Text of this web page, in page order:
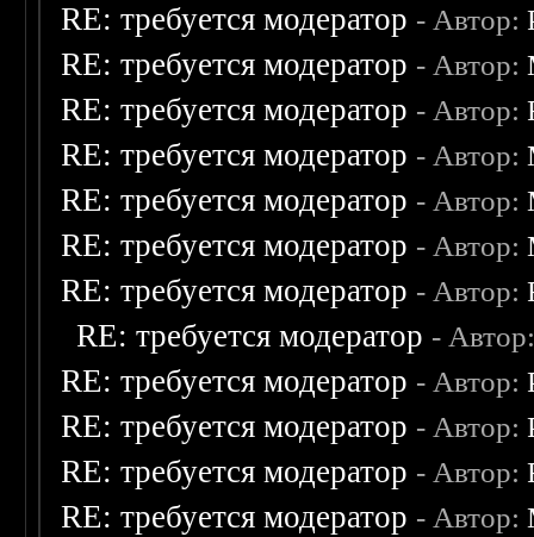
RE: требуется модератор - Автор:
RE: требуется модератор - Автор:
RE: требуется модератор - Автор:
RE: требуется модератор - Автор:
RE: требуется модератор - Автор:
RE: требуется модератор - Автор:
RE: требуется модератор - Автор:
RE: требуется модератор -
RE: требуется модератор - Автор:
RE: требуется модератор - Автор:
RE: требуется модератор - Автор:
RE: требуется модератор - Автор: